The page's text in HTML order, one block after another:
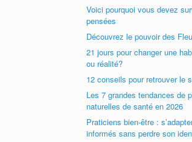
Voici pourquoi vous devez
pensées
Découvrez le pouvoir des
21 jours pour changer une
ou réalité?
12 conseils pour retrouver le
Les 7 grandes tendances de
naturelles de santé en 2026
Praticiens bien-être :
informés sans perdre son